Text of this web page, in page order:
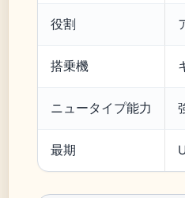
役割
搭乗機
ニュータイプ能力
最期